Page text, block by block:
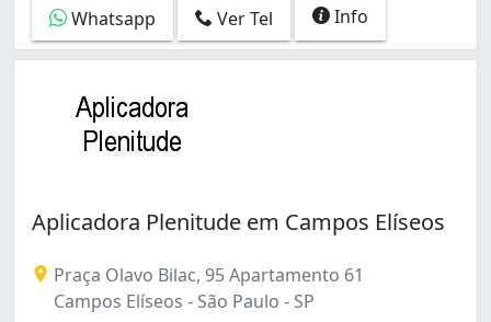
Whatsapp Ver Tel Info
Aplicadora Plenitude em Campos Elíseos
Praça Olavo Bilac, 95 Apartamento 61
Campos Elíseos - São Paulo - SP